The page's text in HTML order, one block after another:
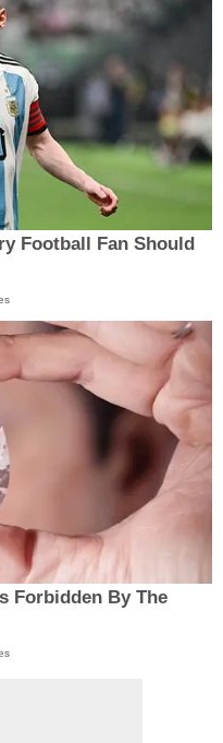
Football Fan Should
Forbidden By The